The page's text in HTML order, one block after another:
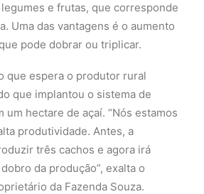
e frutas, que corresponde
Uma das vantagens é o aumento
pode dobrar ou triplicar.
que espera o produtor rural
que implantou o sistema de
um hectare de açaí. “Nós estamos
produtividade. Antes, a
três cachos e agora irá
da produção”, exalta o
da Fazenda Souza.